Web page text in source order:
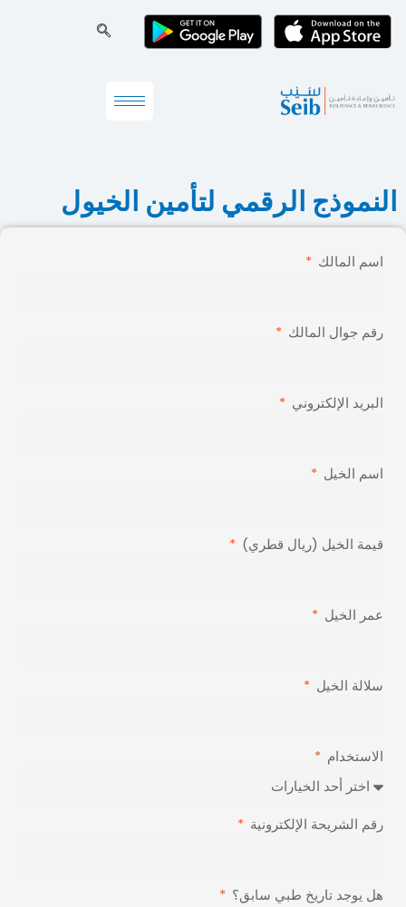
النموذج الرقمي لتأمين الخيول
اسم المالك
رقم جوال المالك
البريد الإلكتروني
اسم الخيل
قيمة الخيل (ريال قطري)
عمر الخيل
سلالة الخيل
الاستخدام
رقم الشريحة الإلكترونية
هل يوجد تاريخ طبي سابق؟